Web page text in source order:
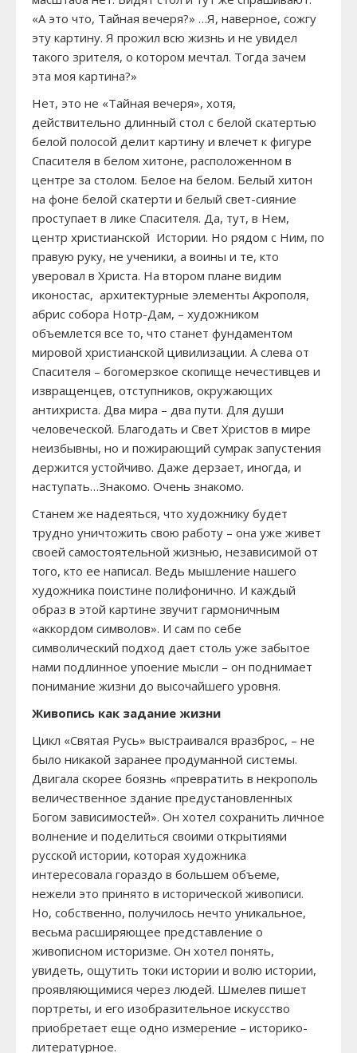
«А это что, Тайная вечеря?» …Я, наверное, сожгу
эту картину. Я прожил всю жизнь и не увидел
такого зрителя, о котором мечтал. Тогда зачем
эта моя картина?»
Нет, это не «Тайная вечеря», хотя,
действительно длинный стол с белой скатертью
белой полосой делит картину и влечет к фигуре
Спасителя в белом хитоне, расположенном в
центре за столом. Белое на белом. Белый хитон
на фоне белой скатерти и белый свет-сияние
проступает в лике Спасителя. Да, тут, в Нем,
центр христианской Истории. Но рядом с Ним, по
правую руку, не ученики, а воины и те, кто
уверовал в Христа. На втором плане видим
иконостас, архитектурные элементы Акрополя,
абрис собора Нотр-Дам, – художником
объемлется все то, что станет фундаментом
мировой христианской цивилизации. А слева от
Спасителя – богомерзкое скопище нечестивцев и
извращенцев, отступников, окружающих
антихриста. Два мира – два пути. Для души
человеческой. Благодать и Свет Христов в мире
неизбывны, но и пожирающий сумрак запустения
держится устойчиво. Даже дерзает, иногда, и
наступать…Знакомо. Очень знакомо.
Станем же надеяться, что художнику будет
трудно уничтожить свою работу – она уже живет
своей самостоятельной жизнью, независимой от
того, кто ее написал. Ведь мышление нашего
художника поистине полифонично. И каждый
образ в этой картине звучит гармоничным
«аккордом символов». И сам по себе
символический подход дает столь уже забытое
нами подлинное упоение мысли – он поднимает
понимание жизни до высочайшего уровня.
Живопись как задание жизни
Цикл «Святая Русь» выстраивался вразброс, – не
было никакой заранее продуманной системы.
Двигала скорее боязнь «превратить в некрополь
величественное здание предустановленных
Богом зависимостей». Он хотел сохранить личное
волнение и поделиться своими открытиями
русской истории, которая художника
интересовала гораздо в большем объеме,
нежели это принято в исторической живописи.
Но, собственно, получилось нечто уникальное,
весьма расширяющее представление о
живописном историзме. Он хотел понять,
увидеть, ощутить токи истории и волю истории,
проявляющимися через людей. Шмелев пишет
портреты, и его изобразительное искусство
приобретает еще одно измерение – историко-
литературное.